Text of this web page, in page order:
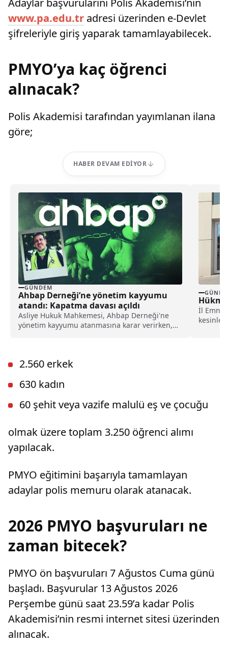
Adaylar başvurularını Polis Akademisi’nin
www.pa.edu.tr adresi üzerinden e-Devlet
şifreleriyle giriş yaparak tamamlayabilecek.
PMYO’ya kaç öğrenci
alınacak?
Polis Akademisi tarafından yayımlanan ilana
göre;
HABER DEVAM EDIYOR
GÜNDEM
Ahbap Derneği’ne yönetim kayyumu
atandı: Kapatma davası açıldı
Asliye Hukuk Mahkemesi, Ahbap Derneği'ne
yönetim kayyumu atanmasına karar verirken,
İl
2.560 erkek
630 kadın
60 şehit veya vazife malulü eş ve çocuğu
olmak üzere toplam 3.250 öğrenci alımı
yapılacak.
PMYO eğitimini başarıyla tamamlayan
adaylar polis memuru olarak atanacak.
2026 PMYO başvuruları ne
zaman bitecek?
PMYO ön başvuruları 7 Ağustos Cuma günü
başladı. Başvurular 13 Ağustos 2026
Perşembe günü saat 23.59’a kadar Polis
Akademisi’nin resmi internet sitesi üzerinden
alınacak.